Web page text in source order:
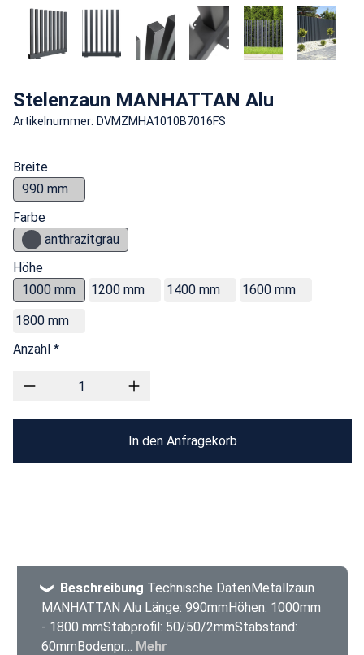
Stelenzaun MANHATTAN Alu
Artikelnummer: DVMZMHA1010B7016FS
Breite
990 mm
Farbe
anthrazitgrau
Höhe
1000 mm
1200 mm 1400 mm
1600 mm
1800 mm
Anzahl *
In den Anfragekorb
Beschreibung Technische DatenMetallzaun
MANHATTAN Alu Länge: 990mmHöhen: 1000mm
- 1800 mmStabprofil: 50/50/2mmStabstand:
60mmBodenpr… Mehr